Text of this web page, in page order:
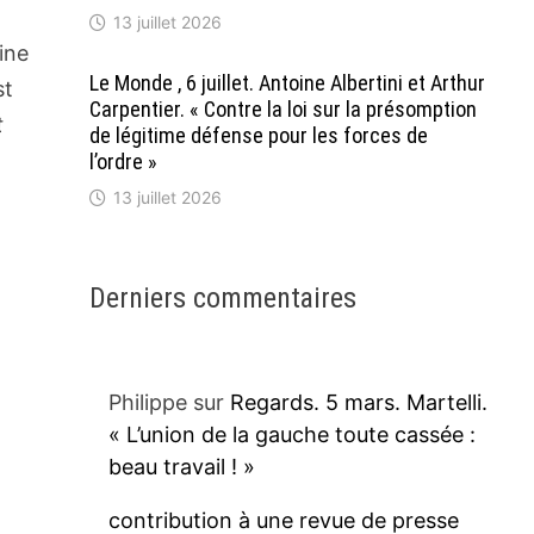
13 juillet 2026
Le Monde , 6 juillet. Antoine Albertini et Arthur
Carpentier. « Contre la loi sur la présomption
de légitime défense pour les forces de
l’ordre »
13 juillet 2026
Derniers commentaires
Philippesur Regards. 5 mars. Martelli.
« L’union de la gauche toute cassée :
beau travail ! »
contribution à une revue de presse